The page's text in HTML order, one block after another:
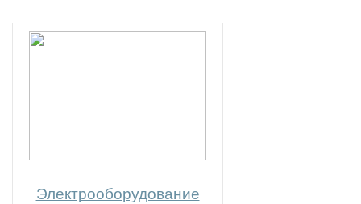
Электрооборудование